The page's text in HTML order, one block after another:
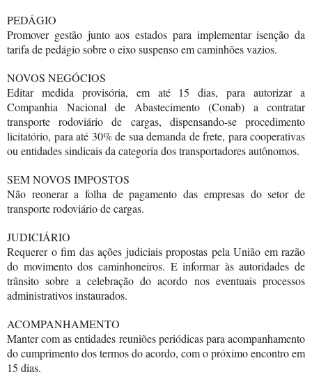
PEDÁGIO
Promover gestão junto aos estados para implementar isenção da
tarifa de pedágio sobre o eixo suspenso em caminhões vazios.
NOVOS NEGÓCIOS
Editar medida provisória, em até 15 dias, para autorizar a
Companhia Nacional de Abastecimento (Conab) a contratar
transporte rodoviário de cargas, dispensando-se procedimento
licitatório, para até 30% de sua demanda de frete, para cooperativas
ou entidades sindicais da categoria dos transportadores autônomos.
SEM NOVOS IMPOSTOS
Não reonerar a folha de pagamento das empresas do setor de
transporte rodoviário de cargas.
JUDICIÁRIO
Requerer o fim das ações judiciais propostas pela União em razão
do movimento dos caminhoneiros. E informar às autoridades de
trânsito sobre a celebração do acordo nos eventuais processos
administrativos instaurados.
ACOMPANHAMENTO
Manter com as entidades reuniões periódicas para acompanhamento
do cumprimento dos termos do acordo, com o próximo encontro em
15 dias.